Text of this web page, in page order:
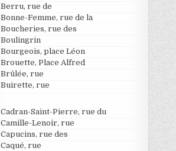
Berru, rue de
Bonne-Femme, rue de la
Boucheries, rue des
Boulingrin
Bourgeois, place Léon
Brouette, Place Alfred
Brûlée, rue
Buirette, rue
Cadran-Saint-Pierre, rue du
Camille-Lenoir, rue
Capucins, rue des
Caqué, rue